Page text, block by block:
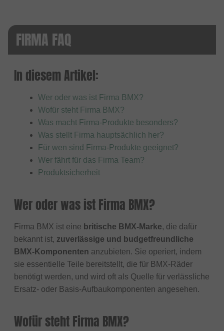
FIRMA FAQ
In diesem Artikel:
Wer oder was ist Firma BMX?
Wofür steht Firma BMX?
Was macht Firma-Produkte besonders?
Was stellt Firma hauptsächlich her?
Für wen sind Firma-Produkte geeignet?
Wer fährt für das Firma Team?
Produktsicherheit
Wer oder was ist Firma BMX?
Firma BMX ist eine britische BMX-Marke, die dafür
bekannt ist, zuverlässige und budgetfreundliche
BMX-Komponenten anzubieten. Sie operiert, indem
sie essentielle Teile bereitstellt, die für BMX-Räder
benötigt werden, und wird oft als Quelle für verlässliche
Ersatz- oder Basis-Aufbaukomponenten angesehen.
Wofür steht Firma BMX?